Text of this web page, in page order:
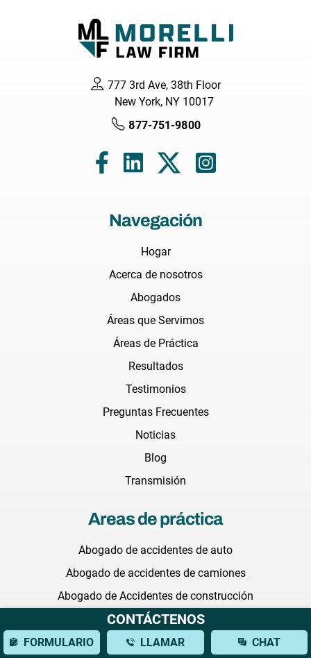
777 3rd Ave, 38th Floor
New York, NY 10017
877-751-9800
Navegación
Hogar
Acerca de nosotros
Abogados
Áreas que Servimos
Áreas de Práctica
Resultados
Testimonios
Preguntas Frecuentes
Noticias
Blog
Transmisión
Areas de práctica
Abogado de accidentes de auto
Abogado de accidentes de camiones
Abogado de Accidentes de construcción
Abogada de muerte injusta
Abogada de negligencia medica
CONTÁCTENOS
FORMULARIO LLAMAR CHAT